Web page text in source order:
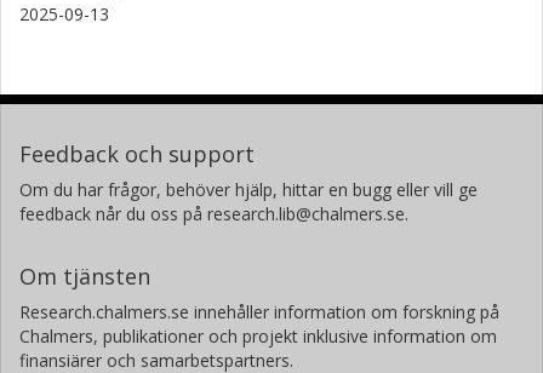
2025-09-13
Feedback och support
Om du har frågor, behöver hjälp, hittar en bugg eller vill ge
feedback når du oss på research.lib@chalmers.se.
Om tjänsten
Research.chalmers.se innehåller information om forskning på
Chalmers, publikationer och projekt inklusive information om
finansiärer och samarbetspartners.